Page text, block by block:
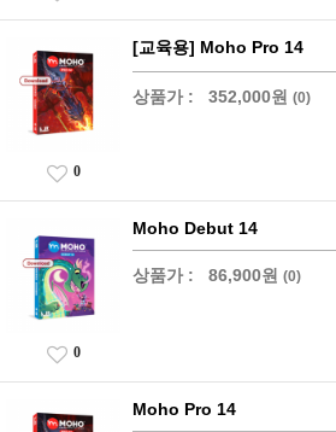
[교육용] Moho Pro 14
상품가 : 352,000원 (0)
0
Moho Debut 14
상품가 : 86,900원 (0)
0
Moho Pro 14